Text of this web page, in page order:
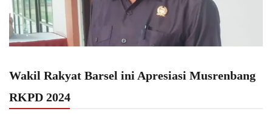
Wakil Rakyat Barsel ini Apresiasi Musrenbang
RKPD 2024